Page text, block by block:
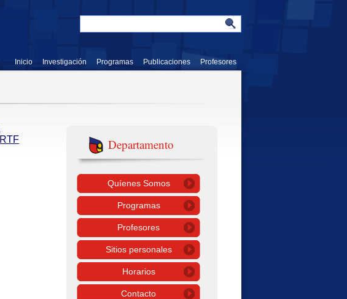
Inicio Investigación Programas Publicaciones Profesores
RTF
Departamento
Quíenes Somos
Programas
Profesores
Sitios personales
Horarios
Contacto